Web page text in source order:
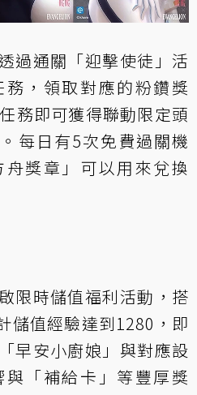
過通關「迎擊使徒」活
，領取對應的粉鑽獎
務即可獲得聯動限定頭
每日有5次免費過關機
獎章」可以用來兌換
限時儲值福利活動，搭
儲值經驗達到1280，即
早安小廚娘」與對應設
「補給卡」等豐厚獎